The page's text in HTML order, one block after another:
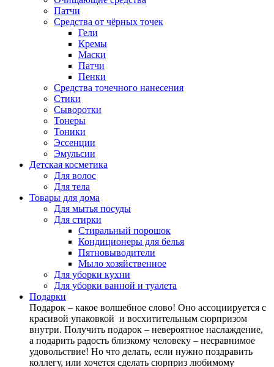
Патчи
Средства от чёрных точек
Гели
Кремы
Маски
Патчи
Пенки
Средства точечного нанесения
Стики
Сыворотки
Тонеры
Тоники
Эссенции
Эмульсии
Детская косметика
Для волос
Для тела
Товары для дома
Для мытья посуды
Для стирки
Стиральный порошок
Кондиционеры для белья
Пятновыводители
Мыло хозяйственное
Для уборки кухни
Для уборки ванной и туалета
Подарки
Подарок – какое волшебное слово! Оно ассоциируется с
красивой упаковкой и восхитительным сюрпризом
внутри. Получить подарок – невероятное наслаждение,
а подарить радость близкому человеку – несравнимое
удовольствие! Но что делать, если нужно поздравить
коллегу, или хочется сделать сюрприз любимому